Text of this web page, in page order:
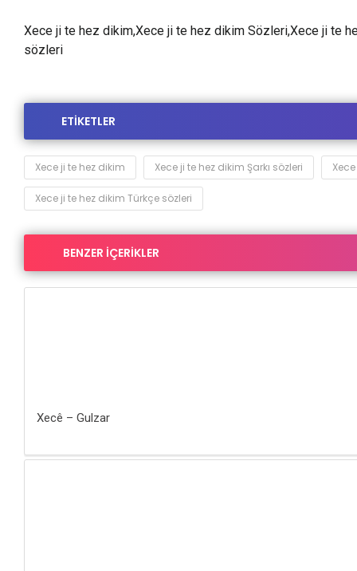
Xece ji te hez dikim,Xece ji te hez dikim Sözleri,Xece ji te
sözleri
ETİKETLER
Xece ji te hez dikim Xece ji te hez dikim Şarkı sözleri
Xece ji te hez dikim Türkçe sözleri
BENZER İÇERİKLER
Xecê – Gulzar